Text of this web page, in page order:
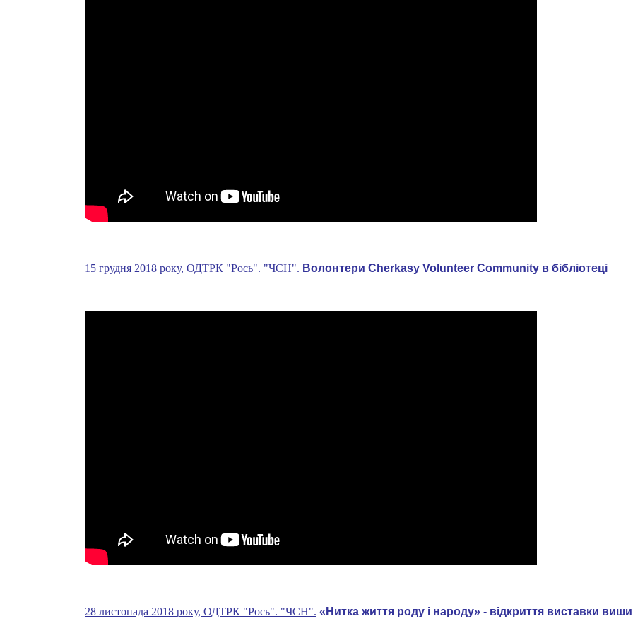
15 грудня 2018 року, ОДТРК "Рось". "ЧСН". Волонтери Cherkasy Volunteer Community в бібліотеці
28 листопада 2018 року, ОДТРК "Рось". "ЧСН". «Нитка життя роду і народу» - відкриття виставки